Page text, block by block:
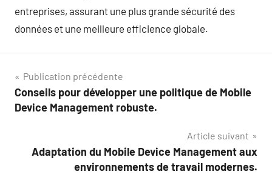
entreprises, assurant une plus grande sécurité des
données et une meilleure efficience globale.
Navigation
de
Publication précédente
Conseils pour développer une politique de Mobile
Device Management robuste.
Article suivant
Adaptation du Mobile Device Management aux
environnements de travail modernes.